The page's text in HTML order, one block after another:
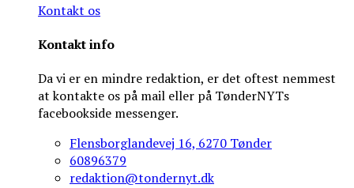
Kontakt os
Kontakt info
Da vi er en mindre redaktion, er det oftest nemmest
at kontakte os på mail eller på TønderNYTs
facebookside messenger.
Flensborglandevej 16, 6270 Tønder
60896379
redaktion@tondernyt.dk